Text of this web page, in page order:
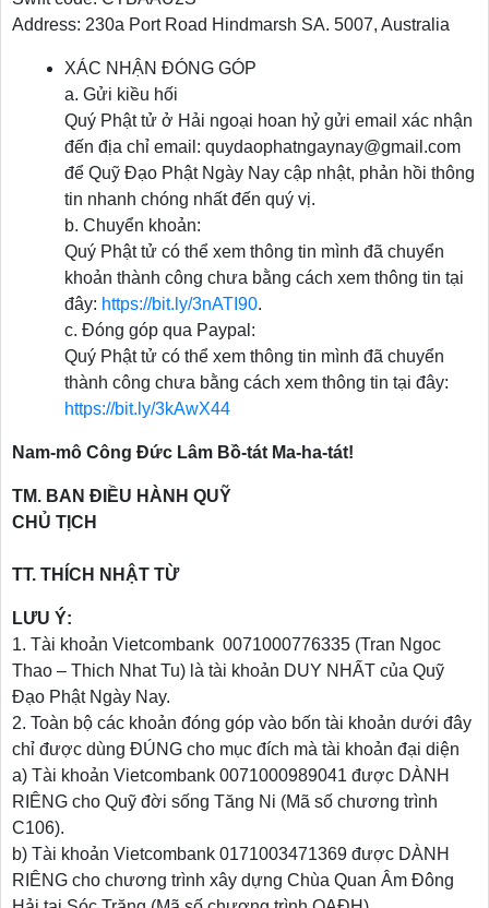
Address: 230a Port Road Hindmarsh SA. 5007, Australia
XÁC NHẬN ĐÓNG GÓP
a. Gửi kiều hối
Quý Phật tử ở Hải ngoại hoan hỷ gửi email xác nhận
đến địa chỉ email: quydaophatngaynay@gmail.com
để Quỹ Đạo Phật Ngày Nay cập nhật, phản hồi thông
tin nhanh chóng nhất đến quý vị.
b. Chuyển khoản:
Quý Phật tử có thể xem thông tin mình đã chuyển
khoản thành công chưa bằng cách xem thông tin tại
đây: https://bit.ly/3nATI90.
c. Đóng góp qua Paypal:
Quý Phật tử có thể xem thông tin mình đã chuyển
thành công chưa bằng cách xem thông tin tại đây:
https://bit.ly/3kAwX44
Nam-mô Công Đức Lâm Bồ-tát Ma-ha-tát!
TM. BAN ĐIỀU HÀNH QUỸ
CHỦ TỊCH
TT. THÍCH NHẬT TỪ
LƯU Ý:
1. Tài khoản Vietcombank 0071000776335 (Tran Ngoc
Thao – Thich Nhat Tu) là tài khoản DUY NHẤT của Quỹ
Đạo Phật Ngày Nay.
2. Toàn bộ các khoản đóng góp vào bốn tài khoản dưới đây
chỉ được dùng ĐÚNG cho mục đích mà tài khoản đại diện
a) Tài khoản Vietcombank 0071000989041 được DÀNH
RIÊNG cho Quỹ đời sống Tăng Ni (Mã số chương trình
C106).
b) Tài khoản Vietcombank 0171003471369 được DÀNH
RIÊNG cho chương trình xây dựng Chùa Quan Âm Đông